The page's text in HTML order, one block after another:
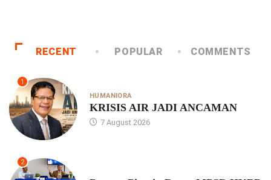
RECENT POPULAR COMMENTS
1
HUMANIORA
KRISIS AIR JADI ANCAMAN
7 August 2026
2